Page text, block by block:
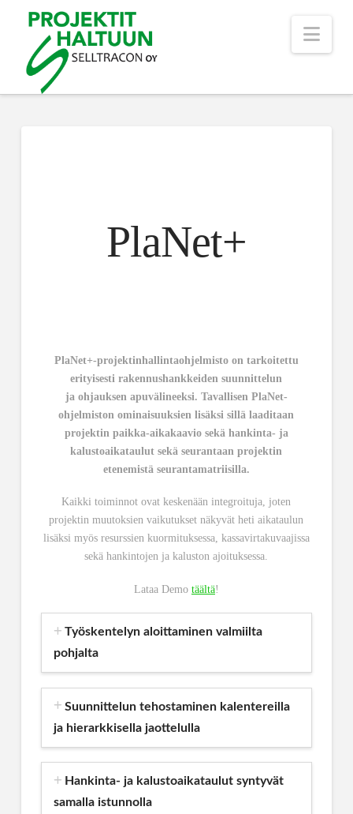
PlaNet+
PlaNet+-projektinhallintaohjelmisto on tarkoitettu
erityisesti rakennushankkeidensuunnittelun
ja ohjauksen apuvälineeksi. Tavallisen PlaNet-
ohjelmiston ominaisuuksien lisäksi sillä laaditaan
projektin paikka-aikakaavio sekä hankinta- ja
kalustoaikataulut sekä seurantaan projektin
etenemistä seurantamatriisilla.
Kaikki toiminnot ovat keskenään integroituja, joten
projektin muutoksien vaikutukset näkyvät heti aikataulun
lisäksi myös resurssien kuormituksessa, kassavirtakuvaajissa
sekä hankintojen ja kaluston ajoituksessa.
Lataa Demo täältä!
Työskentelyn aloittaminen valmiilta
pohjalta
Suunnittelun tehostaminen kalentereilla
ja hierarkkisella jaottelulla
Hankinta- ja kalustoaikataulut syntyvät
samalla istunnolla